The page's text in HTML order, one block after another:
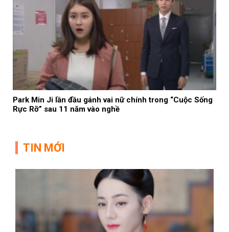
Park Min Ji lần đầu gánh vai nữ chính trong “Cuộc Sống
Rực Rỡ” sau 11 năm vào nghề
TIN MỚI